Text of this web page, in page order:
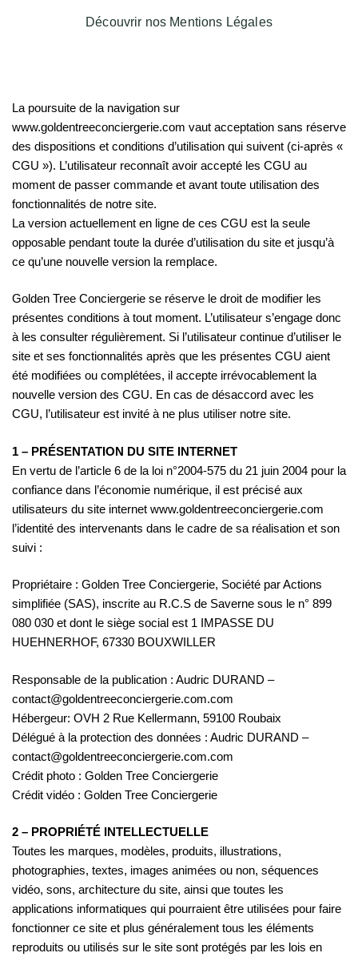
Découvrir nos Mentions Légales
La poursuite de la navigation sur
www.goldentreeconciergerie.com vaut acceptation sans réserve
des dispositions et conditions d’utilisation qui suivent (ci-après «
CGU »). L’utilisateur reconnaît avoir accepté les CGU au
moment de passer commande et avant toute utilisation des
fonctionnalités de notre site.
La version actuellement en ligne de ces CGU est la seule
opposable pendant toute la durée d’utilisation du site et jusqu’à
ce qu’une nouvelle version la remplace.
Golden Tree Conciergerie se réserve le droit de modifier les
présentes conditions à tout moment. L’utilisateur s’engage donc
à les consulter régulièrement. Si l’utilisateur continue d’utiliser le
site et ses fonctionnalités après que les présentes CGU aient
été modifiées ou complétées, il accepte irrévocablement la
nouvelle version des CGU. En cas de désaccord avec les
CGU, l’utilisateur est invité à ne plus utiliser notre site.
1 – PRÉSENTATION DU SITE INTERNET
En vertu de l’article 6 de la loi n°2004-575 du 21 juin 2004 pour la
confiance dans l’économie numérique, il est précisé aux
utilisateurs du site internet www.goldentreeconciergerie.com
l’identité des intervenants dans le cadre de sa réalisation et son
suivi :
Propriétaire : Golden Tree Conciergerie, Société par Actions
simplifiée (SAS), inscrite au R.C.S de Saverne sous le n° 899
080 030 et dont le siège social est 1 IMPASSE DU
HUEHNERHOF, 67330 BOUXWILLER
Responsable de la publication : Audric DURAND –
contact@goldentreeconciergerie.com.com
Hébergeur: OVH 2 Rue Kellermann, 59100 Roubaix
Délégué à la protection des données : Audric DURAND –
contact@goldentreeconciergerie.com.com
Crédit photo : Golden Tree Conciergerie
Crédit vidéo : Golden Tree Conciergerie
2 – PROPRIÉTÉ INTELLECTUELLE
Toutes les marques, modèles, produits, illustrations,
photographies, textes, images animées ou non, séquences
vidéo, sons, architecture du site, ainsi que toutes les
applications informatiques qui pourraient être utilisées pour faire
fonctionner ce site et plus généralement tous les éléments
reproduits ou utilisés sur le site sont protégés par les lois en